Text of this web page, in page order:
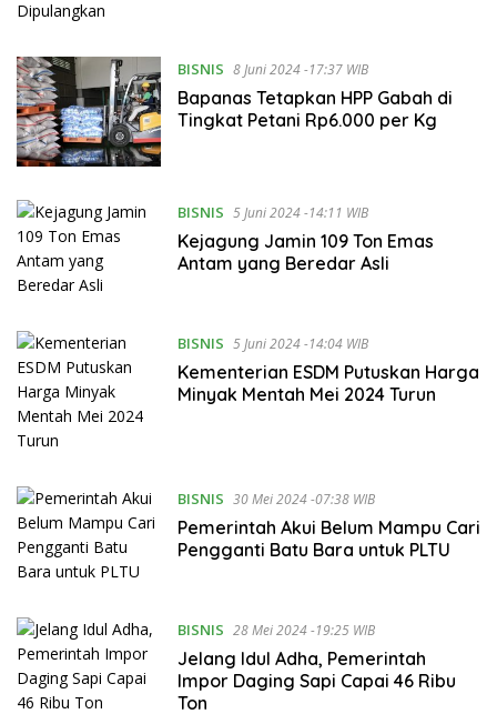
BISNIS 8 Juni 2024 -17:37 WIB
Bapanas Tetapkan HPP Gabah di
Tingkat Petani Rp6.000 per Kg
BISNIS 5 Juni 2024 -14:11 WIB
Kejagung Jamin 109 Ton Emas
Antam yang Beredar Asli
BISNIS 5 Juni 2024 -14:04 WIB
Kementerian ESDM Putuskan Harga
Minyak Mentah Mei 2024 Turun
BISNIS 30 Mei 2024 -07:38 WIB
Pemerintah Akui Belum Mampu Cari
Pengganti Batu Bara untuk PLTU
BISNIS 28 Mei 2024 -19:25 WIB
Jelang Idul Adha, Pemerintah
Impor Daging Sapi Capai 46 Ribu
Ton